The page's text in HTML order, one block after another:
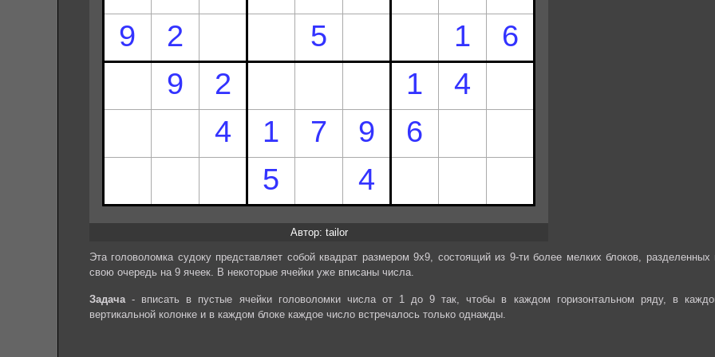
Автор: tailor
Эта головоломка судоку представляет собой квадрат размером 9х9, состоящий из 9-ти более мелких блоков, разделенных
свою очередь на 9 ячеек. В некоторые ячейки уже вписаны числа.
Задача- вписать в пустые ячейки головоломки числа от 1 до 9 так, чтобы в каждом горизонтальном ряду, в
вертикальной колонке и в каждом блоке каждое число встречалось только однажды.